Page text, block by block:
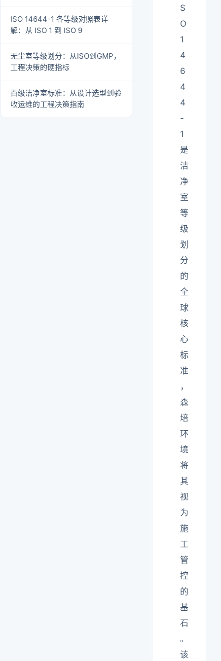
ISO 14644-1 各等级对照表详
解：从 ISO 1 到 ISO 9
无尘室等级划分：从ISO到GMP，
工程决策的硬指标
百级洁净室标准：从设计选型到验
收运维的工程决策指南
S
O
1
4
6
4
4
-
1
是
洁
净
室
等
级
划
分
的
全
球
核
心
标
准
，
森
培
环
境
将
其
视
为
施
工
管
控
的
基
石
。
该